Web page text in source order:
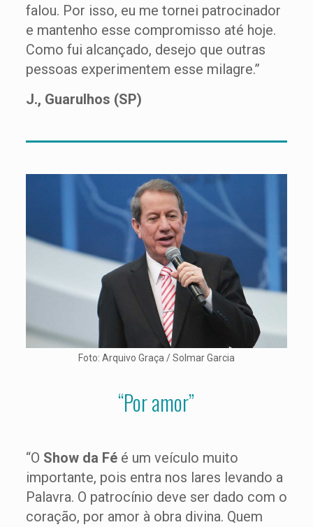
falou. Por isso, eu me tornei patrocinador
e mantenho esse compromisso até hoje.
Como fui alcançado, desejo que outras
pessoas experimentem esse milagre.”
J., Guarulhos (SP)
Foto: Arquivo Graça / Solmar Garcia
“Por amor”
“O Show da Fé é um veículo muito
importante, pois entra nos lares levando a
Palavra. O patrocínio deve ser dado com o
coração, por amor à obra divina. Quem